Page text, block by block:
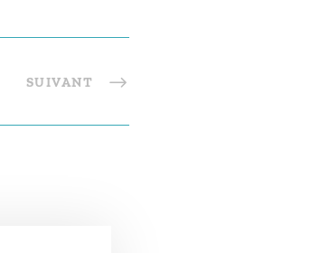
SUIVANT